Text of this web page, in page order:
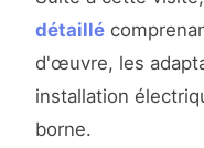
détaillé
d'œuvre, les
installation
borne.